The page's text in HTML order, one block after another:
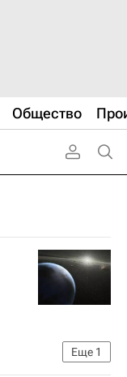
Общество
Еще 1